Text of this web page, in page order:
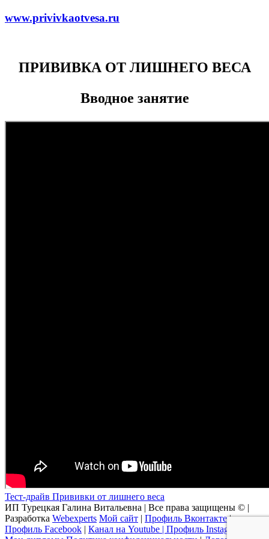
www.privivkaotvesa.ru
ПРИВИВКА ОТ ЛИШНЕГО ВЕСА
Вводное занятие
Тест-драйв Прививки от лишнего веса
ИП Турецкая Галина Витальевна | Все права защищены © |
Разработка Webexperts Мой сайт | Профиль Вконтакте|
Профиль Facebook | Канал на Youtube | Профиль Instagram